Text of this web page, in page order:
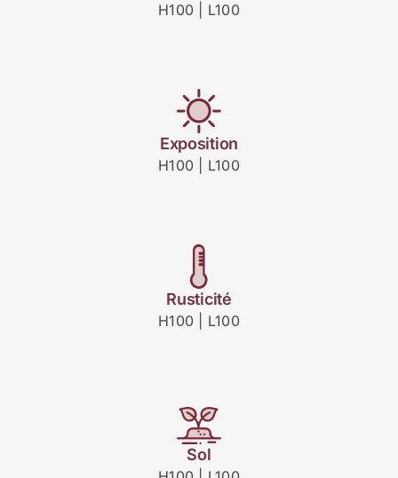
H100 | L100
Exposition
H100 | L100
Rusticité
H100 | L100
Sol